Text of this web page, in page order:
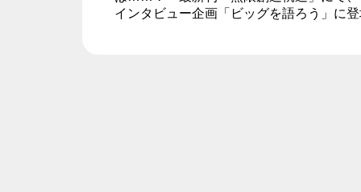
インタビュー企画「ビッグを語ろう」に